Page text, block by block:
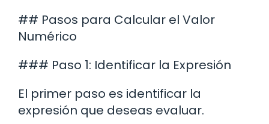
## Pasos para Calcular el Valor
Numérico
### Paso 1: Identificar la Expresión
El primer paso es identificar la
expresión que deseas evaluar.